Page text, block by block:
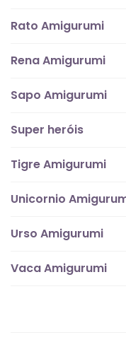
Rato Amigurumi
Rena Amigurumi
Sapo Amigurumi
Super heróis
Tigre Amigurumi
Unicornio
Urso Amigurumi
Vaca Amigurumi